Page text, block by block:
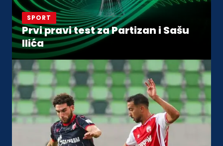
SPORT
Prvi pravi test za Partizan i Sašu
Ilića